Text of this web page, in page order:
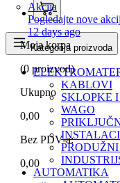
Akcija
Pogledajte nove
12 days ago
Moja korpa
(0 proizvod)
Ukupno
0,00
Bez PDV-a:
0,00
Kategorija proizvoda
KABLOVI
SKLOPKE
WAGO
AUTOMATIKA